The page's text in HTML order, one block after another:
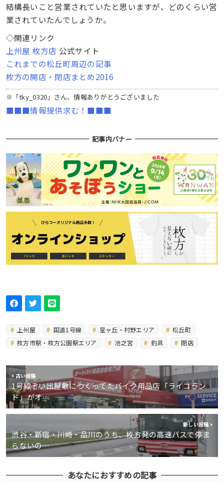
結構長いこと営業されていたと思いますが、どのくらい営
業されていたんでしょうか。
◇関連リンク
上州屋 枚方店 公式サイト
これまでの松丘町周辺の記事
枚方の開店・閉店まとめ2016
※「tky_0320」さん、情報ありがとうございました
■■■情報提供求む！■■■
記事内バナー
上州屋 国道1号線 星ヶ丘・村野エリア
松丘町
枚方市駅・枚方公園駅エリア
池之宮 釣具 閉店
古い投稿
1号線ぞい出屋敷につくってたバイク用品店「ライコラン
ド」がオ…
新しい投稿
渋谷・新宿・川崎・品川のうち、枚方発の高速バスで停ま
らないの…
あなたにおすすめの記事